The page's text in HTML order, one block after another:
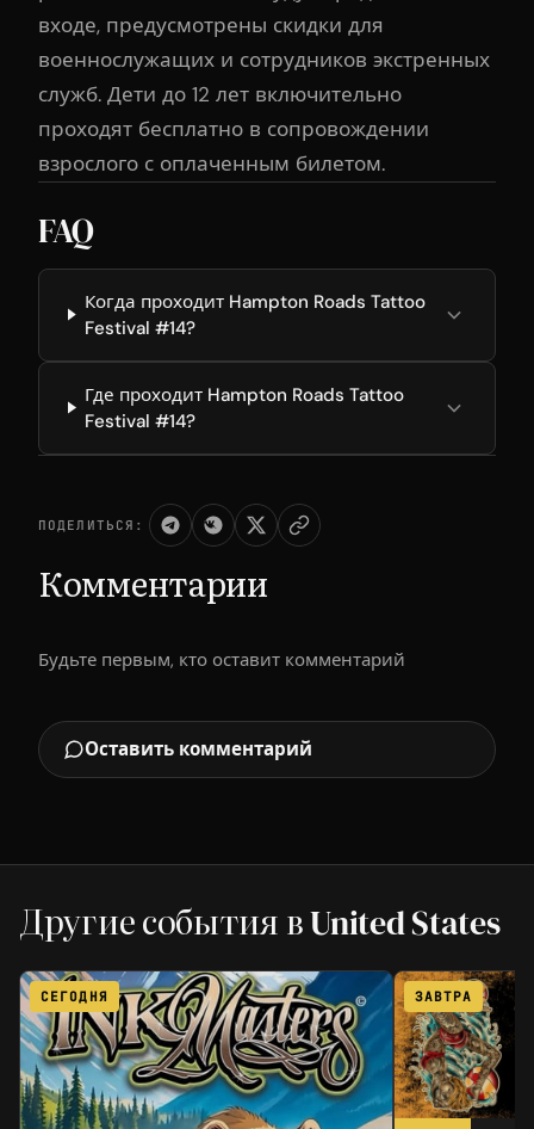
входе, предусмотрены скидки для
военнослужащих и сотрудников экстренных
служб. Дети до 12 лет включительно
проходят бесплатно в сопровождении
взрослого с оплаченным билетом.
FAQ
Когда проходит Hampton Roads Tattoo
Festival #14?
Где проходит Hampton Roads Tattoo
Festival #14?
ПОДЕЛИТЬСЯ:
Комментарии
Будьте первым, кто оставит комментарий
Оставить комментарий
Другие события в United States
СЕГОДНЯ ЗАВТРА